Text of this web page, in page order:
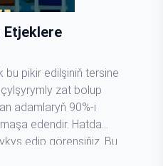
Etjeklere
pikir edilşiniň tersine
zat bolup
adamlaryň 90%-i
edendir. Hatda
edip görensiňiz. Bu
tejribesiz bolanlara